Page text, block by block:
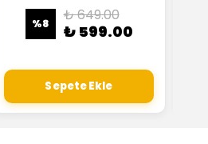
%8 ₺ 649.00
₺ 599.00
Sepete Ekle